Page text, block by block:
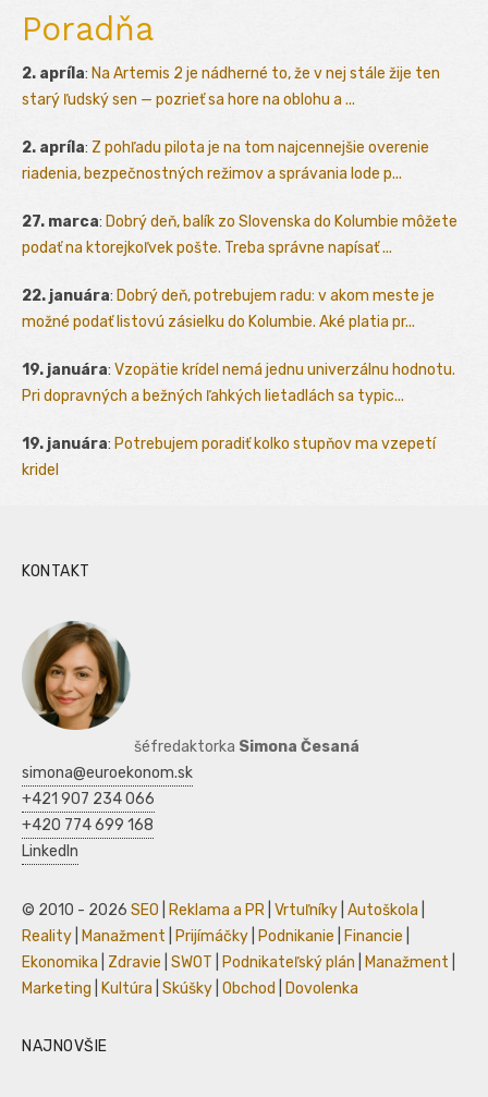
Poradňa
2. apríla: Na Artemis 2 je nádherné to, že v nej stále žije ten
starý ľudský sen — pozrieť sa hore na oblohu a ...
2. apríla: Z pohľadu pilota je na tom najcennejšie overenie
riadenia, bezpečnostných režimov a správania lode p...
27. marca: Dobrý deň, balík zo Slovenska do Kolumbie môžete
podať na ktorejkoľvek pošte. Treba správne napísať ...
22. januára: Dobrý deň, potrebujem radu: v akom meste je
možné podať listovú zásielku do Kolumbie. Aké platia pr...
19. januára: Vzopätie krídel nemá jednu univerzálnu hodnotu.
Pri dopravných a bežných ľahkých lietadlách sa typic...
19. januára: Potrebujem poradiť kolko stupňov ma vzepetí
kridel
KONTAKT
šéfredaktorka Simona Česaná
simona@euroekonom.sk
+421 907 234 066
+420 774 699 168
LinkedIn
© 2010 - 2026 SEO Reklama a PR Vrtuľníky Autoškola
Reality
Manažment Prijímáčky Podnikanie Financie
Ekonomika
Zdravie SWOT Podnikateľský plán Manažment
Marketing
Kultúra Skúšky Obchod Dovolenka
NAJNOVŠIE